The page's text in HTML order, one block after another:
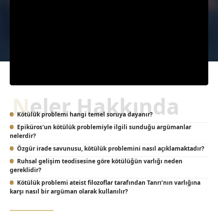
Neler Hakkında
Kötülük problemi hangi temel soruya dayanır?
Epiküros'un kötülük problemiyle ilgili sunduğu argümanlar
nelerdir?
Özgür irade savunusu, kötülük problemini nasıl açıklamaktadır?
Ruhsal gelişim teodisesine göre kötülüğün varlığı neden
gereklidir?
Kötülük problemi ateist filozoflar tarafından Tanrı’nın varlığına
karşı nasıl bir argüman olarak kullanılır?